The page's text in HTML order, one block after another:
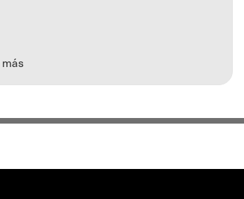
más